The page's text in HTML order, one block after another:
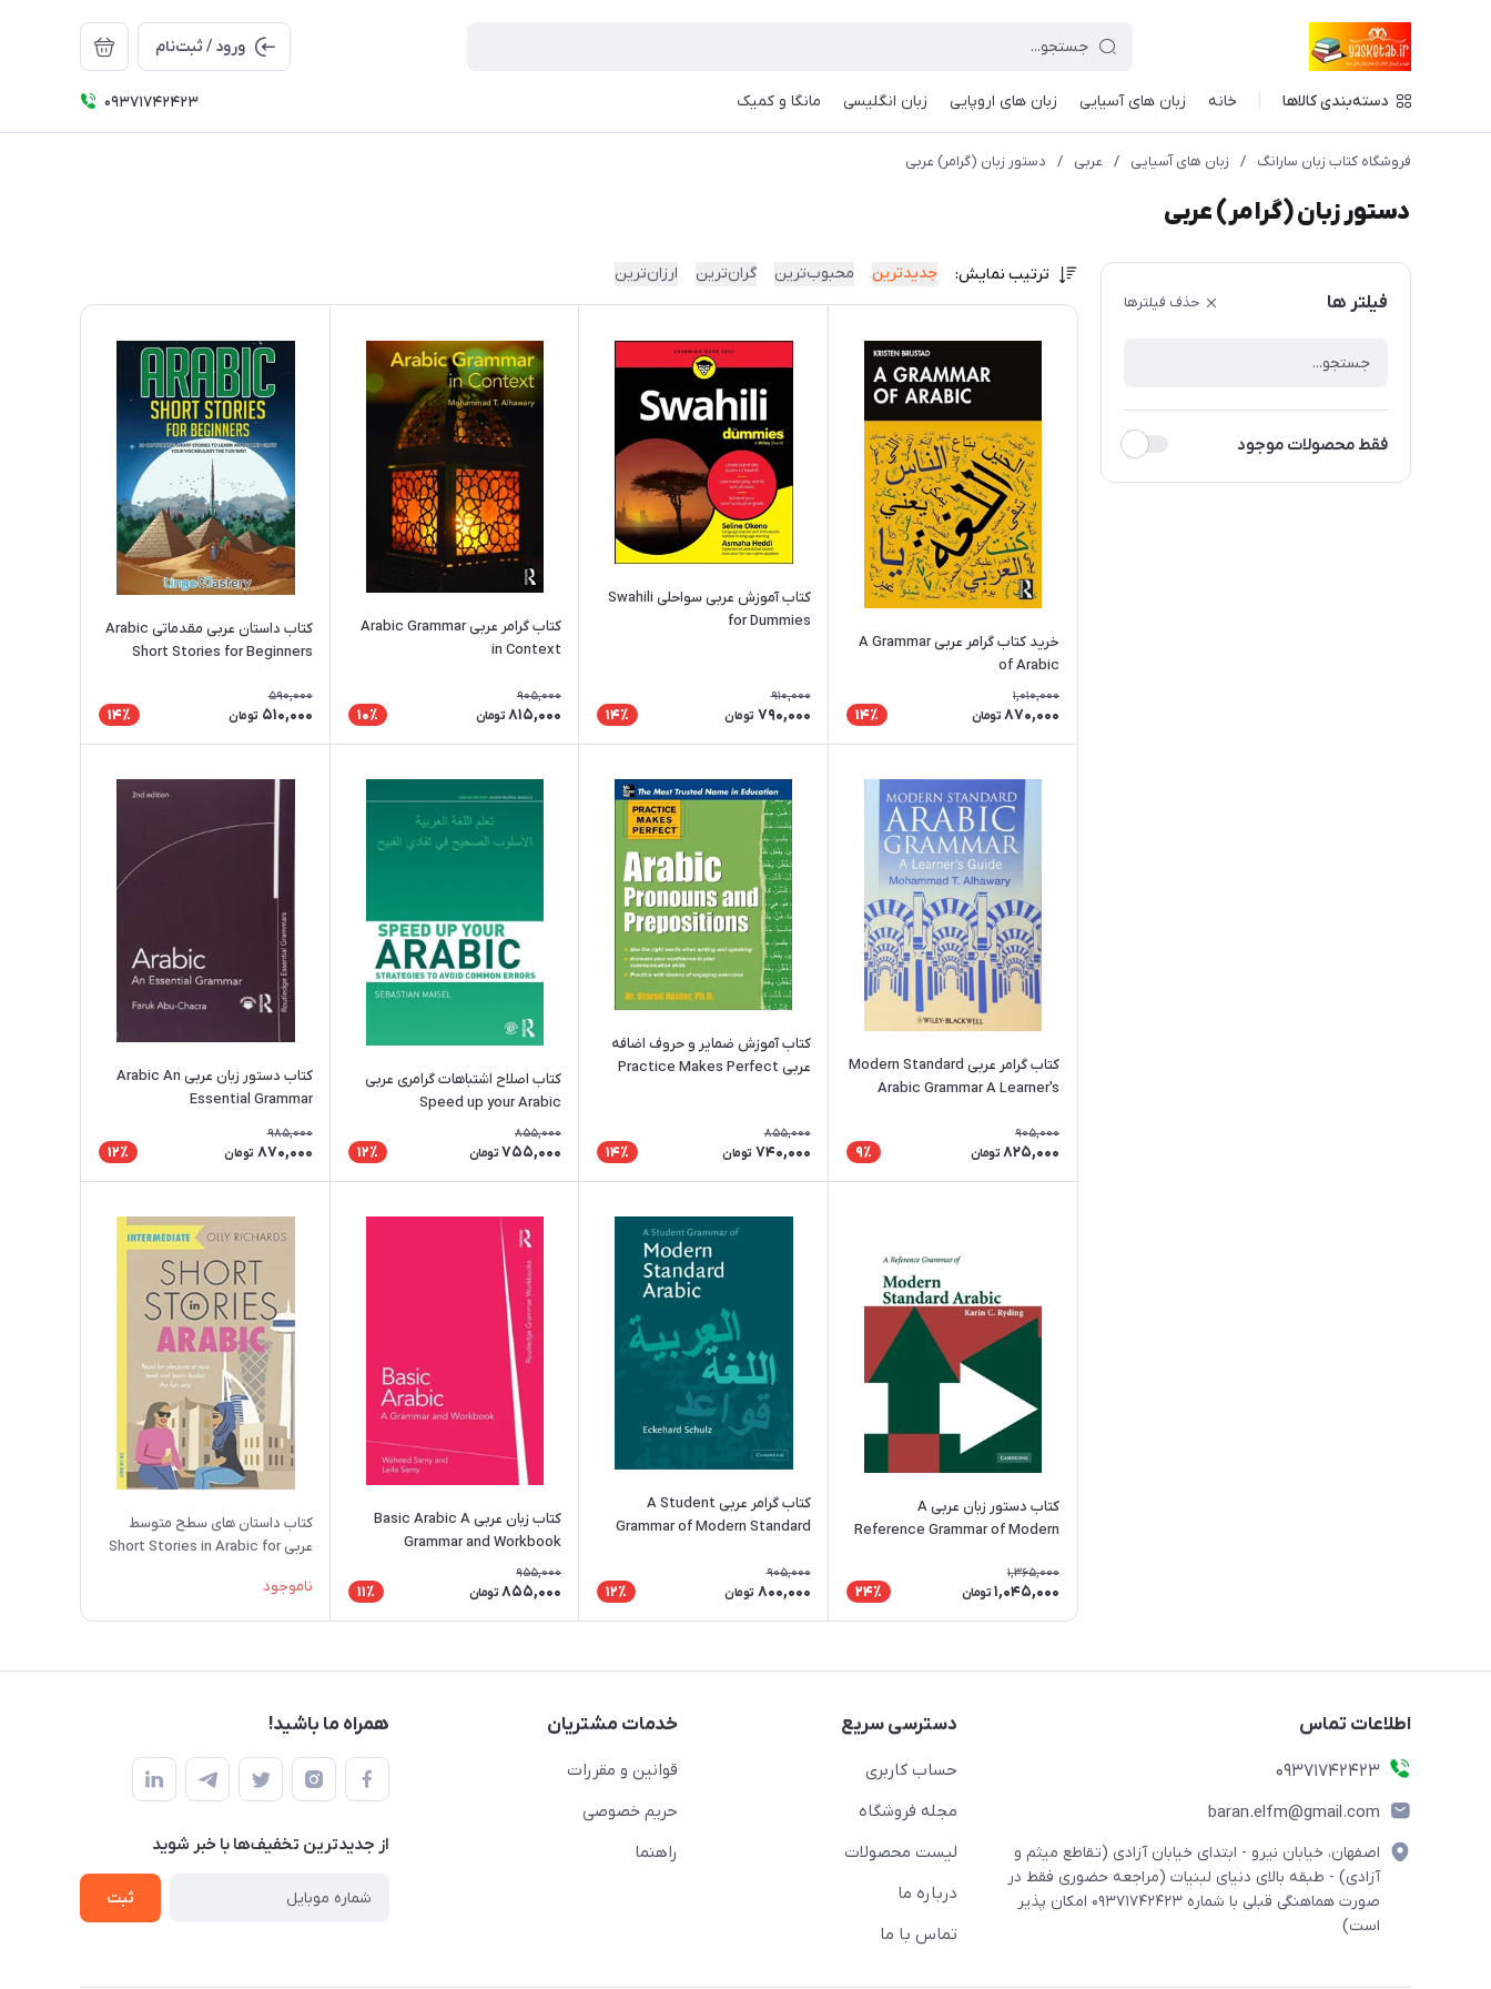
ورود / ثبت‌نام
دسته‌بندی کالاها خانه زبان های آسیایی زبان های اروپایی زبان انگلیسی مانگا و کمیک 09371742423
فروشگاه کتاب زبان سارانگ / زبان های آسیایی / عربی / دستور زبان (گرامر) عربی
دستور زبان (گرامر) عربی
فیلتر ها حذف فیلترها
فقط محصولات موجود
ترتیب نمایش: جدیدترین محبوب‌ترین گران‌ترین ارزان‌ترین
خرید کتاب گرامر عربی A Grammar
of Arabic
1,010,000
870,000 تومان 14٪
کتاب آموزش عربی سواحلی Swahili
for Dummies
910,000
790,000 تومان 14٪
کتاب گرامر عربی Arabic Grammar
in Context
905,000
815,000 تومان 10٪
کتاب داستان عربی مقدماتی Arabic
Short Stories for Beginners
590,000
510,000 تومان 14٪
کتاب گرامر عربی Modern Standard
Arabic Grammar A Learner's
905,000
825,000 تومان 9٪
کتاب آموزش ضمایر و حروف اضافه
عربی Practice Makes Perfect
855,000
740,000 تومان 14٪
کتاب اصلاح اشتباهات گرامری عربی
Speed up your Arabic
Strategies to Avoid Common
Errors
855,000
755,000 تومان 12٪
کتاب دستور زبان عربی Arabic An
Essential Grammar
985,000
870,000 تومان 12٪
کتاب دستور زبان عربی A
Reference Grammar of Modern
1,365,000
1,045,000 تومان 24٪
کتاب گرامر عربی A Student
Grammar of Modern Standard
905,000
800,000 تومان 12٪
کتاب زبان عربی Basic Arabic A
Grammar and Workbook
955,000
855,000 تومان 11٪
کتاب داستان های سطح متوسط
عربی Short Stories in Arabic for
ناموجود
اطلاعات تماس
09371742423
baran.elfm@gmail.com
اصفهان، خیابان نیرو - ابتدای خیابان آزادی (تقاطع میثم و
آزادی) - طبقه بالای دنیای لبنیات (مراجعه حضوری فقط در
صورت هماهنگی قبلی با شماره ۰۹۳۷۱۷۴۲۴۲۳ امکان پذیر
است)
دسترسی سریع
حساب کاربری
مجله فروشگاه
لیست محصولات
درباره ما
تماس با ما
خدمات مشتریان
قوانین و مقررات
حریم خصوصی
راهنما
همراه ما باشید!
از جدید‌ترین تخفیف‌ها با‌ خبر شوید
ثبت